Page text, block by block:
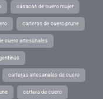
casacas de cuero mujer
carteras de cuero prune
cuero artesanales
carteras artesanales de cuero
cartera de cuero